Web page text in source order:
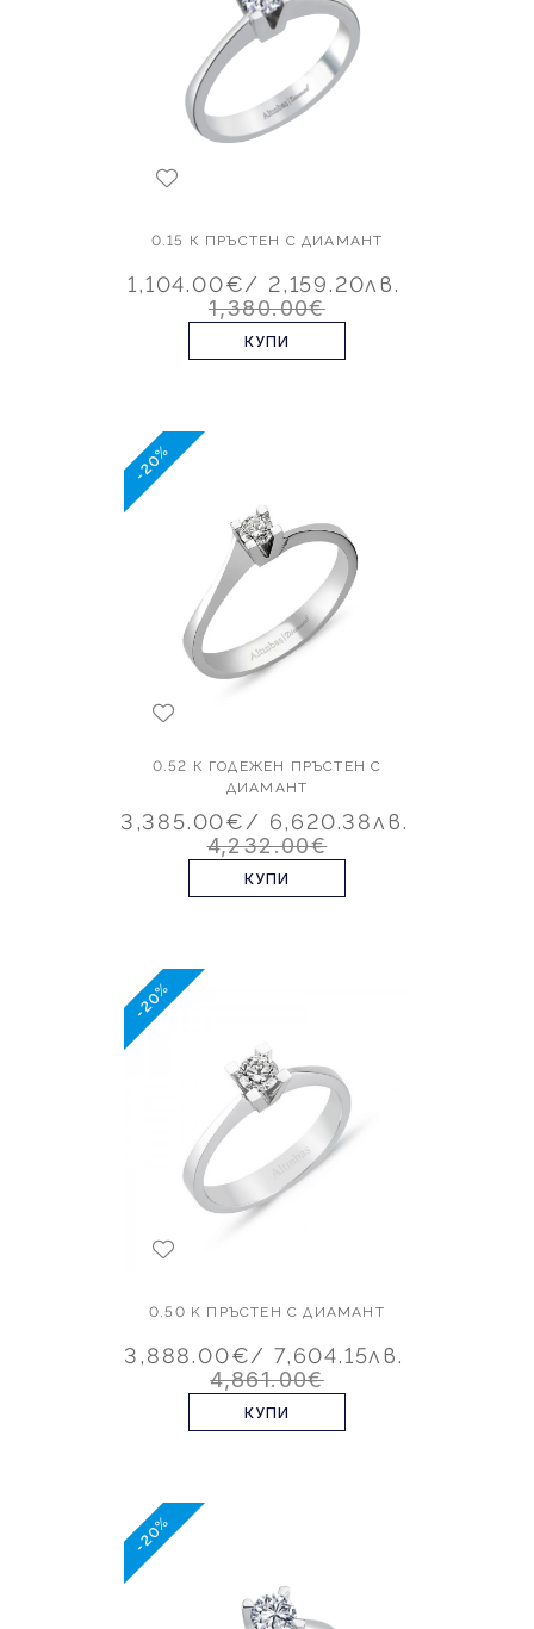
0.15 К ПРЪСТЕН С ДИАМАНТ
1,104.00€/ 2,159.20лв.
1,380.00€
КУПИ
-20%
0.52 К ГОДЕЖЕН ПРЪСТЕН С
ДИАМАНТ
3,385.00€/ 6,620.38лв.
4,232.00€
КУПИ
-20%
0.50 K ПРЪСТЕН С ДИАМАНТ
3,888.00€/ 7,604.15лв.
4,861.00€
КУПИ
-20%